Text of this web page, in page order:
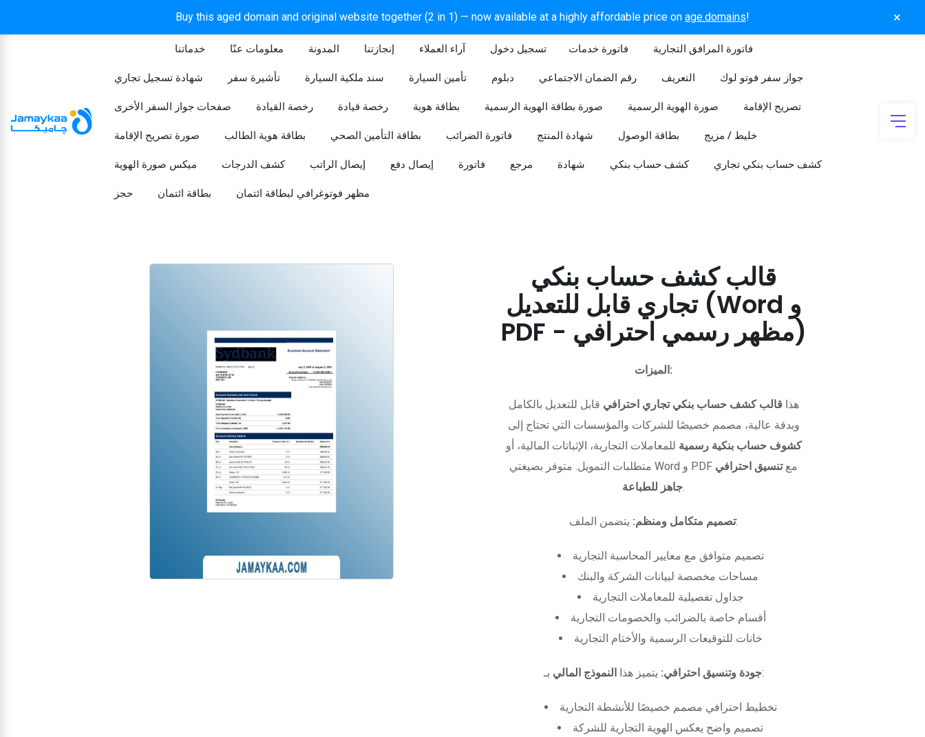
Buy this aged domain and original website together (2 in 1) — now available at a highly affordable price on age.domains! ×
خدماتنا معلومات عنّا المدونة إنجازتنا آراء العملاء تسجيل دخول​ فاتورة خدمات فاتورة المرافق التجارية
شهادة تسجيل تجاري تأشيرة سفر سند ملكية السيارة تأمين السيارة دبلوم رقم الضمان الاجتماعي التعريف جواز سفر فوتو لوك
صفحات جواز السفر الأخرى رخصة القيادة رخصة قيادة بطاقة هوية صورة بطاقة الهوية الرسمية صورة الهوية الرسمية تصريح الإقامة
صورة تصريح الإقامة بطاقة هوية الطالب بطاقة التأمين الصحي فاتورة الضرائب شهادة المنتج بطاقة الوصول خليط / مزيج
ميكس صورة الهوية كشف الدرجات إيصال الراتب إيصال دفع فاتورة مرجع شهادة كشف حساب بنكي كشف حساب بنكي تجاري
حجز بطاقة ائتمان مظهر فوتوغرافي لبطاقة ائتمان
قالب كشف حساب بنكي
تجاري قابل للتعديل (Word و
PDF - مظهر رسمي احترافي)
الميزات:
هذا قالب كشف حساب بنكي تجاري احترافي قابل للتعديل بالكامل
وبدقة عالية، مصمم خصيصًا للشركات والمؤسسات التي تحتاج إلى
كشوف حساب بنكية رسمية للمعاملات التجارية، الإثباتات المالية، أو
متطلبات التمويل. متوفر بصيغتي Word و PDF معتنسيق احترافي
جاهز للطباعة.
تصميم متكامل ومنظم:يتضمن الملف:
تصميم متوافق مع معايير المحاسبة التجارية
مساحات مخصصة لبيانات الشركة والبنك
جداول تفصيلية للمعاملات التجارية
أقسام خاصة بالضرائب والخصومات التجارية
خانات للتوقيعات الرسمية والأختام التجارية
جودة وتنسيق احترافي: يتميز هذا النموذج المالي بـ:
تخطيط احترافي مصمم خصيصًا للأنشطة التجارية
تصميم واضح يعكس الهوية التجارية للشركة